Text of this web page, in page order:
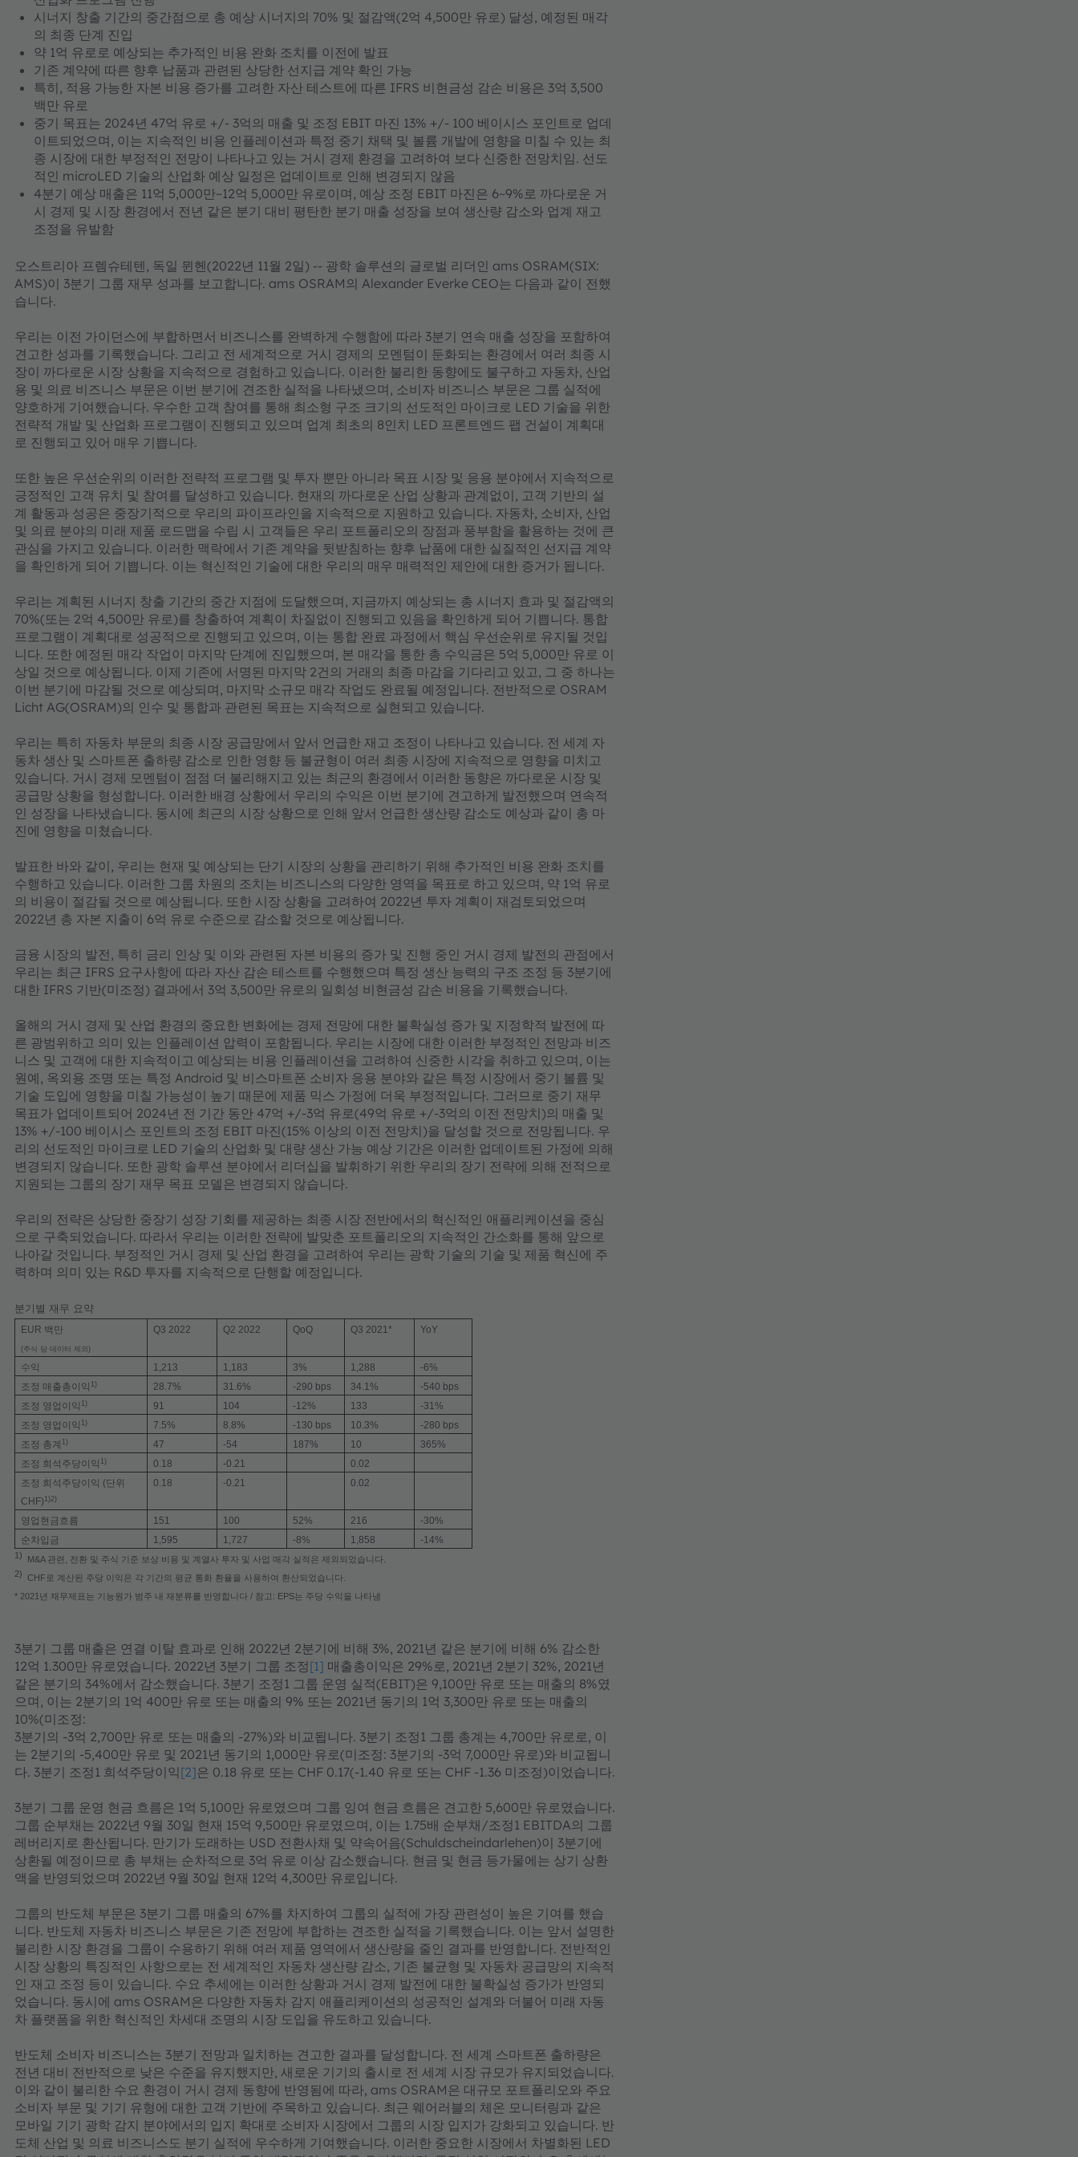
시너지 창출 기간의 중간점으로 총 예상 시너지의 70% 및 절감액(2억 4,500만 유로) 달성, 예정된 매각
의 최종 단계 진입
약 1억 유로로 예상되는 추가적인 비용 완화 조치를 이전에 발표
기존 계약에 따른 향후 납품과 관련된 상당한 선지급 계약 확인 가능
특히, 적용 가능한 자본 비용 증가를 고려한 자산 테스트에 따른 IFRS 비현금성 감손 비용은 3억 3,500
백만 유로
중기 목표는 2024년 47억 유로 +/- 3억의 매출 및 조정 EBIT 마진 13% +/- 100 베이시스 포인트로 업데
이트되었으며, 이는 지속적인 비용 인플레이션과 특정 중기 채택 및 볼륨 개발에 영향을 미칠 수 있는 최
종 시장에 대한 부정적인 전망이 나타나고 있는 거시 경제 환경을 고려하여 보다 신중한 전망치임. 선도
적인 microLED 기술의 산업화 예상 일정은 업데이트로 인해 변경되지 않음
4분기 예상 매출은 11억 5,000만~12억 5,000만 유로이며, 예상 조정 EBIT 마진은 6~9%로 까다로운 거
시 경제 및 시장 환경에서 전년 같은 분기 대비 평탄한 분기 매출 성장을 보여 생산량 감소와 업계 재고
조정을 유발함
오스트리아 프렘슈테텐, 독일 뮌헨(2022년 11월 2일) -- 광학 솔루션의 글로벌 리더인 ams OSRAM(SIX:
AMS)이 3분기 그룹 재무 성과를 보고합니다. ams OSRAM의 Alexander Everke CEO는 다음과 같이 전했
습니다.
우리는 이전 가이던스에 부합하면서 비즈니스를 완벽하게 수행함에 따라 3분기 연속 매출 성장을 포함하여
견고한 성과를 기록했습니다. 그리고 전 세계적으로 거시 경제의 모멘텀이 둔화되는 환경에서 여러 최종 시
장이 까다로운 시장 상황을 지속적으로 경험하고 있습니다. 이러한 불리한 동향에도 불구하고 자동차, 산업
용 및 의료 비즈니스 부문은 이번 분기에 견조한 실적을 나타냈으며, 소비자 비즈니스 부문은 그룹 실적에
양호하게 기여했습니다. 우수한 고객 참여를 통해 최소형 구조 크기의 선도적인 마이크로 LED 기술을 위한
전략적 개발 및 산업화 프로그램이 진행되고 있으며 업계 최초의 8인치 LED 프론트엔드 팹 건설이 계획대
로 진행되고 있어 매우 기쁩니다.
또한 높은 우선순위의 이러한 전략적 프로그램 및 투자 뿐만 아니라 목표 시장 및 응용 분야에서 지속적으로
긍정적인 고객 유치 및 참여를 달성하고 있습니다. 현재의 까다로운 산업 상황과 관계없이, 고객 기반의 설
계 활동과 성공은 중장기적으로 우리의 파이프라인을 지속적으로 지원하고 있습니다. 자동차, 소비자, 산업
및 의료 분야의 미래 제품 로드맵을 수립 시 고객들은 우리 포트폴리오의 장점과 풍부함을 활용하는 것에 큰
관심을 가지고 있습니다. 이러한 맥락에서 기존 계약을 뒷받침하는 향후 납품에 대한 실질적인 선지급 계약
을 확인하게 되어 기쁩니다. 이는 혁신적인 기술에 대한 우리의 매우 매력적인 제안에 대한 증거가 됩니다.
우리는 계획된 시너지 창출 기간의 중간 지점에 도달했으며, 지금까지 예상되는 총 시너지 효과 및 절감액의
70%(또는 2억 4,500만 유로)를 창출하여 계획이 차질없이 진행되고 있음을 확인하게 되어 기쁩니다. 통합
프로그램이 계획대로 성공적으로 진행되고 있으며, 이는 통합 완료 과정에서 핵심 우선순위로 유지될 것입
니다. 또한 예정된 매각 작업이 마지막 단계에 진입했으며, 본 매각을 통한 총 수익금은 5억 5,000만 유로 이
상일 것으로 예상됩니다. 이제 기존에 서명된 마지막 2건의 거래의 최종 마감을 기다리고 있고, 그 중 하나는
이번 분기에 마감될 것으로 예상되며, 마지막 소규모 매각 작업도 완료될 예정입니다. 전반적으로 OSRAM
Licht AG(OSRAM)의 인수 및 통합과 관련된 목표는 지속적으로 실현되고 있습니다.
우리는 특히 자동차 부문의 최종 시장 공급망에서 앞서 언급한 재고 조정이 나타나고 있습니다. 전 세계 자
동차 생산 및 스마트폰 출하량 감소로 인한 영향 등 불균형이 여러 최종 시장에 지속적으로 영향을 미치고
있습니다. 거시 경제 모멘텀이 점점 더 불리해지고 있는 최근의 환경에서 이러한 동향은 까다로운 시장 및
공급망 상황을 형성합니다. 이러한 배경 상황에서 우리의 수익은 이번 분기에 견고하게 발전했으며 연속적
인 성장을 나타냈습니다. 동시에 최근의 시장 상황으로 인해 앞서 언급한 생산량 감소도 예상과 같이 총 마
진에 영향을 미쳤습니다.
발표한 바와 같이, 우리는 현재 및 예상되는 단기 시장의 상황을 관리하기 위해 추가적인 비용 완화 조치를
수행하고 있습니다. 이러한 그룹 차원의 조치는 비즈니스의 다양한 영역을 목표로 하고 있으며, 약 1억 유로
의 비용이 절감될 것으로 예상됩니다. 또한 시장 상황을 고려하여 2022년 투자 계획이 재검토되었으며
2022년 총 자본 지출이 6억 유로 수준으로 감소할 것으로 예상됩니다.
금융 시장의 발전, 특히 금리 인상 및 이와 관련된 자본 비용의 증가 및 진행 중인 거시 경제 발전의 관점에서
우리는 최근 IFRS 요구사항에 따라 자산 감손 테스트를 수행했으며 특정 생산 능력의 구조 조정 등 3분기에
대한 IFRS 기반(미조정) 결과에서 3억 3,500만 유로의 일회성 비현금성 감손 비용을 기록했습니다.
올해의 거시 경제 및 산업 환경의 중요한 변화에는 경제 전망에 대한 불확실성 증가 및 지정학적 발전에 따
른 광범위하고 의미 있는 인플레이션 압력이 포함됩니다. 우리는 시장에 대한 이러한 부정적인 전망과 비즈
니스 및 고객에 대한 지속적이고 예상되는 비용 인플레이션을 고려하여 신중한 시각을 취하고 있으며, 이는
원예, 옥외용 조명 또는 특정 Android 및 비스마트폰 소비자 응용 분야와 같은 특정 시장에서 중기 볼륨 및
기술 도입에 영향을 미칠 가능성이 높기 때문에 제품 믹스 가정에 더욱 부정적입니다. 그러므로 중기 재무
목표가 업데이트되어 2024년 전 기간 동안 47억 +/-3억 유로(49억 유로 +/-3억의 이전 전망치)의 매출 및
13% +/-100 베이시스 포인트의 조정 EBIT 마진(15% 이상의 이전 전망치)을 달성할 것으로 전망됩니다. 우
리의 선도적인 마이크로 LED 기술의 산업화 및 대량 생산 가능 예상 기간은 이러한 업데이트된 가정에 의해
변경되지 않습니다. 또한 광학 솔루션 분야에서 리더십을 발휘하기 위한 우리의 장기 전략에 의해 전적으로
지원되는 그룹의 장기 재무 목표 모델은 변경되지 않습니다.
우리의 전략은 상당한 중장기 성장 기회를 제공하는 최종 시장 전반에서의 혁신적인 애플리케이션을 중심
으로 구축되었습니다. 따라서 우리는 이러한 전략에 발맞춘 포트폴리오의 지속적인 간소화를 통해 앞으로
나아갈 것입니다. 부정적인 거시 경제 및 산업 환경을 고려하여 우리는 광학 기술의 기술 및 제품 혁신에 주
력하며 의미 있는 R&D 투자를 지속적으로 단행할 예정입니다.
분기별 재무 요약
EUR 백만
(주식 당 데이터 제외 )
Q3 2022 Q2 2022 QoQ Q3 2021* YoY
수익 1,213 1,183 3% 1,288
-6%
조정 매출총이익 1) 28.7% 31.6% -290 bps 34.1%
-540 bps
조정 영업이익 1) 91 104 -12% 133
-31%
조정 영업이익 1) 7.5% 8.8% -130 bps 10.3%
-280 bps
조정 총계 1) 47 -54 187% 10
365%
조정 희석주당이익 1) 0.18 -0.21
0.02
조정 희석주당이익 (단위
CHF) 1)2)
0.18 -0.21 0.02
영업현금흐름 151 100 52% 216
-30%
순차입금
1,595 1,727 -8% 1,858 -14%
1) M&A 관련, 전환 및 주식 기준 보상 비용 및 계열사 투자 및 사업 매각 실적은 제외되었습니다.
2) CHF로 계산된 주당 이익은 각 기간의 평균 통화 환율을 사용하여 환산되었습니다.
* 2021년 재무제표는 기능원가 범주 내 재분류를 반영합니다 / 참고: EPS는 주당 수익을 나타냄
3분기 그룹 매출은 연결 이탈 효과로 인해 2022년 2분기에 비해 3%, 2021년 같은 분기에 비해 6% 감소한
12억 1.300만 유로였습니다. 2022년 3분기 그룹 조정[1] 매출총이익은 29%로, 2021년 2분기 32%, 2021년
같은 분기의 34%에서 감소했습니다. 3분기 조정1 그룹 운영 실적(EBIT)은 9,100만 유로 또는 매출의 8%였
으며, 이는 2분기의 1억 400만 유로 또는 매출의 9% 또는 2021년 동기의 1억 3,300만 유로 또는 매출의
10%(미조정:
3분기의 -3억 2,700만 유로 또는 매출의 -27%)와 비교됩니다. 3분기 조정1 그룹 총계는 4,700만 유로로, 이
는 2분기의 -5,400만 유로 및 2021년 동기의 1,000만 유로(미조정: 3분기의 -3억 7,000만 유로)와 비교됩니
다. 3분기 조정1 희석주당이익​​​​​​​[2]은 0.18 유로 또는 CHF 0.17(-1.40 유로 또는 CHF -1.36 미조정)이었습니다.
3분기 그룹 운영 현금 흐름은 1억 5,100만 유로였으며 그룹 잉여 현금 흐름은 견고한 5,600만 유로였습니다.
그룹 순부채는 2022년 9월 30일 현재 15억 9,500만 유로였으며, 이는 1.75배 순부채/조정1 EBITDA의 그룹
레버리지로 환산됩니다. 만기가 도래하는 USD 전환사채 및 약속어음(Schuldscheindarlehen)이 3분기에
상환될 예정이므로 총 부채는 순차적으로 3억 유로 이상 감소했습니다. 현금 및 현금 등가물에는 상기 상환
액을 반영되었으며 2022년 9월 30일 현재 12억 4,300만 유로입니다.
그룹의 반도체 부문은 3분기 그룹 매출의 67%를 차지하여 그룹의 실적에 가장 관련성이 높은 기여를 했습
니다. 반도체 자동차 비즈니스 부문은 기존 전망에 부합하는 견조한 실적을 기록했습니다. 이는 앞서 설명한
불리한 시장 환경을 그룹이 수용하기 위해 여러 제품 영역에서 생산량을 줄인 결과를 반영합니다. 전반적인
시장 상황의 특징적인 사항으로는 전 세계적인 자동차 생산량 감소, 기존 불균형 및 자동차 공급망의 지속적
인 재고 조정 등이 있습니다. 수요 추세에는 이러한 상황과 거시 경제 발전에 대한 불확실성 증가가 반영되
었습니다. 동시에 ams OSRAM은 다양한 자동차 감지 애플리케이션의 성공적인 설계와 더불어 미래 자동
차 플랫폼을 위한 혁신적인 차세대 조명의 시장 도입을 유도하고 있습니다.
반도체 소비자 비즈니스는 3분기 전망과 일치하는 견고한 결과를 달성합니다. 전 세계 스마트폰 출하량은
전년 대비 전반적으로 낮은 수준을 유지했지만, 새로운 기기의 출시로 전 세계 시장 규모가 유지되었습니다.
이와 같이 불리한 수요 환경이 거시 경제 동향에 반영됨에 따라, ams OSRAM은 대규모 포트폴리오와 주요
소비자 부문 및 기기 유형에 대한 고객 기반에 주목하고 있습니다. 최근 웨어러블의 체온 모니터링과 같은
모바일 기기 광학 감지 분야에서의 입지 확대로 소비자 시장에서 그룹의 시장 입지가 강화되고 있습니다. 반
도체 산업 및 의료 비즈니스도 분기 실적에 우수하게 기여했습니다. 이러한 중요한 시장에서 차별화된 LED